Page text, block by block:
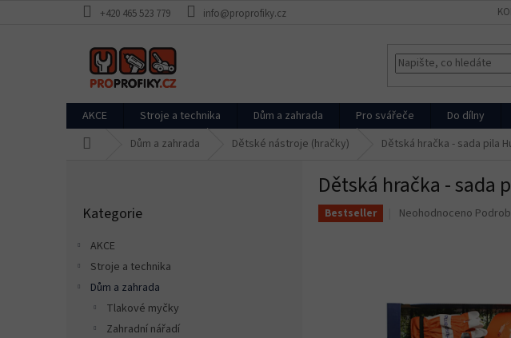
+420 465 523 779 info@proprofiky.cz
AKCE Stroje a technika Dům a zahrada Pro svářeče Do dílny
Dům a zahrada Dětské nástroje (hračky) Dětská hračka - sada pila
kategorie
Kategorie
AKCE
Stroje a technika
Dům a zahrada
Tlakové myčky
Zahradní nářadí
Dětská hračka - sada
Bestseller
Průměrné
5
hvězdiček.
Neohodnoceno